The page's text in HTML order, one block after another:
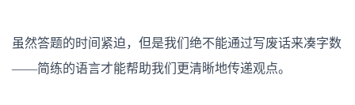
虽然答题的时间紧迫，但是我们绝不能通过写废话来凑字数
——简练的语言才能帮助我们更清晰地传递观点。